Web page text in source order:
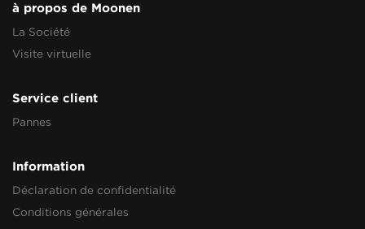
à propos de Moonen
La Société
Visite virtuelle
Service client
Pannes
Information
Déclaration de confidentialité
Conditions générales